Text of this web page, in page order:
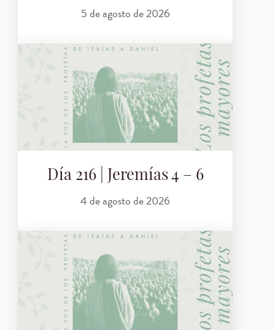
5 de agosto de 2026
Día 216 | Jeremías 4 – 6
4 de agosto de 2026